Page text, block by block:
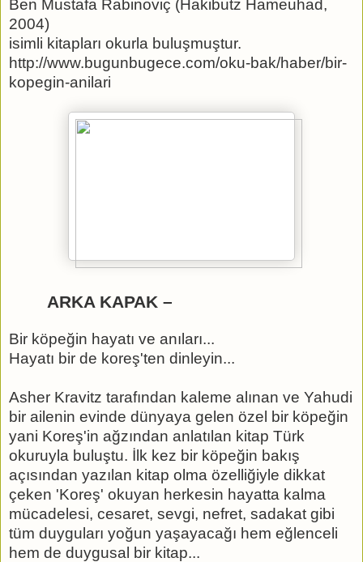
Ben Mustafa Rabinoviç (Hakibutz Hameuhad,
2004)
isimli kitapları okurla buluşmuştur.
http://www.bugunbugece.com/oku-bak/haber/bir-
kopegin-anilari
ARKA KAPAK –
Bir köpeğin hayatı ve anıları...
Hayatı bir de koreş'ten dinleyin...
Asher Kravitz tarafından kaleme alınan ve Yahudi
bir ailenin evinde dünyaya gelen özel bir köpeğin
yani Koreş'in ağzından anlatılan kitap Türk
okuruyla buluştu. İlk kez bir köpeğin bakış
açısından yazılan kitap olma özelliğiyle dikkat
çeken 'Koreş' okuyan herkesin hayatta kalma
mücadelesi, cesaret, sevgi, nefret, sadakat gibi
tüm duyguları yoğun yaşayacağı hem eğlenceli
hem de duygusal bir kitap...